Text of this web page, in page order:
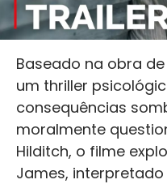
Baseado na obra de
um thriller
consequências
moralmente
Hilditch, o filme
James,